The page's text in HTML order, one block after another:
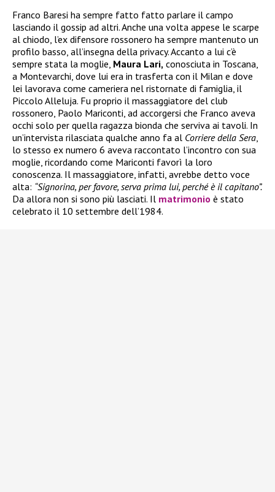
Franco Baresi ha sempre fatto fatto parlare il campo
lasciando il gossip ad altri. Anche una volta appese le scarpe
al chiodo, l’ex difensore rossonero ha sempre mantenuto un
profilo basso, all’insegna della privacy. Accanto a lui c’è
sempre stata la moglie, Maura Lari, conosciuta in Toscana,
a Montevarchi, dove lui era in trasferta con il Milan e dove
lei lavorava come cameriera nel ristornate di famiglia, il
Piccolo Alleluja. Fu proprio il massaggiatore del club
rossonero, Paolo Mariconti, ad accorgersi che Franco aveva
occhi solo per quella ragazza bionda che serviva ai tavoli. In
un’intervista rilasciata qualche anno fa al Corriere della Sera,
lo stesso ex numero 6 aveva raccontato l’incontro con sua
moglie, ricordando come Mariconti favorì la loro
conoscenza. Il massaggiatore, infatti, avrebbe detto voce
alta: “Signorina, per favore, serva prima lui, perché è il capitano”.
Da allora non si sono più lasciati. Il matrimonio è stato
celebrato il 10 settembre dell’1984.